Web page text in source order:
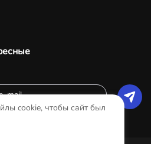
cookie, чтобы сайт был